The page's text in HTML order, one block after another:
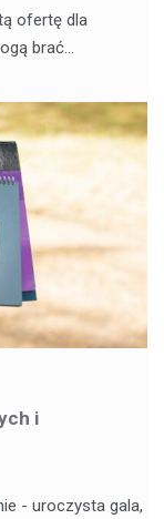
ofertę dla
brać…
i
- uroczysta gala,